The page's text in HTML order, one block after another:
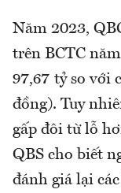
Năm 2023,
trên BCTC
97,67 tỷ so với
đồng). Tuy
gấp đôi từ lỗ
QBS cho biết
đánh giá lại